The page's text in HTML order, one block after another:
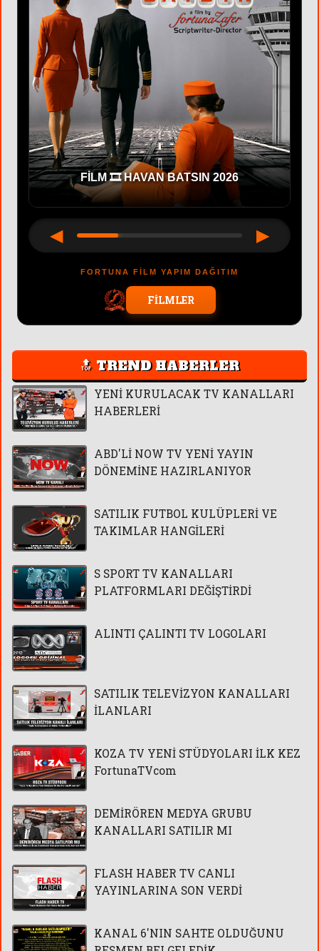
FİLM 🎞 HAVAN BATSIN 2026
◀ ▶
FORTUNA FİLM YAPIM DAĞITIM
FİLMLER
🔝 TREND HABERLER
YENİ KURULACAK TV KANALLARI
HABERLERİ
ABD'Lİ NOW TV YENİ YAYIN
DÖNEMİNE HAZIRLANIYOR
SATILIK FUTBOL KULÜPLERİ VE
TAKIMLAR HANGİLERİ
S SPORT TV KANALLARI
PLATFORMLARI DEĞİŞTİRDİ
ALINTI ÇALINTI TV LOGOLARI
SATILIK TELEVİZYON KANALLARI
İLANLARI
KOZA TV YENİ STÜDYOLARI İLK KEZ
FortunaTVcom
DEMİRÖREN MEDYA GRUBU
KANALLARI SATILIR MI
FLASH HABER TV CANLI
YAYINLARINA SON VERDİ
KANAL 6'NIN SAHTE OLDUĞUNU